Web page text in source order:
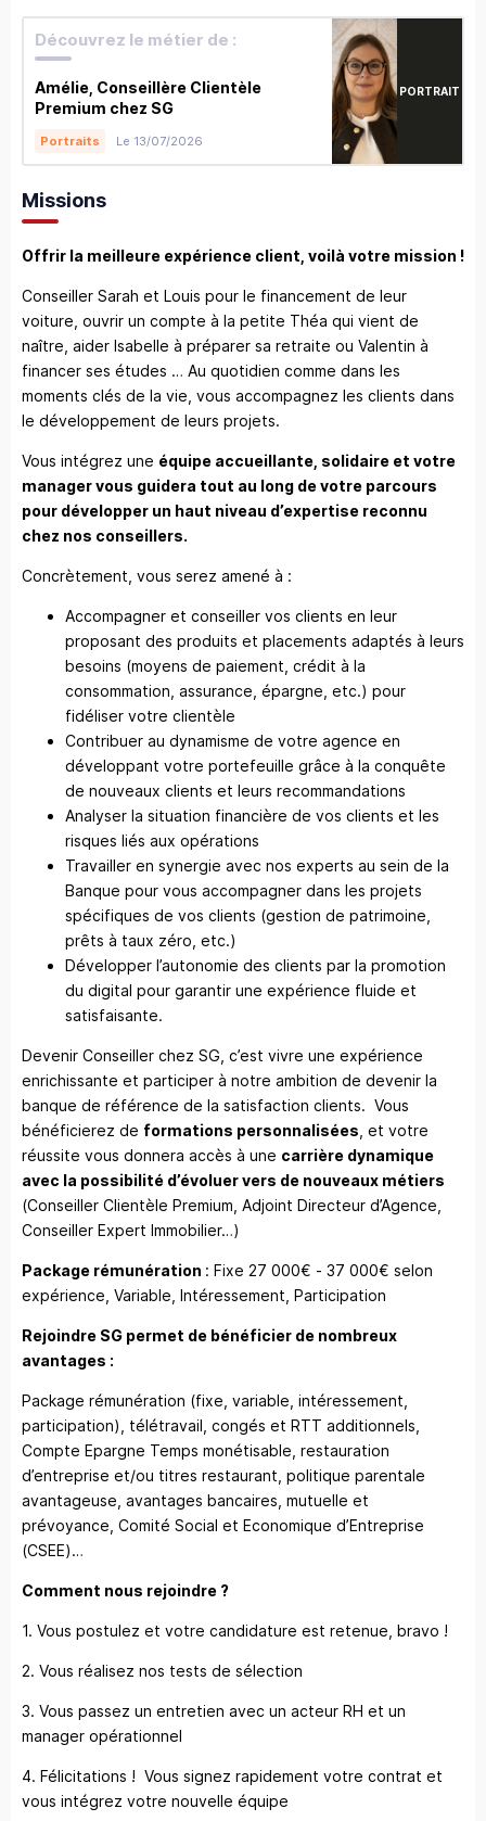
Découvrez le métier de :
Amélie, Conseillère Clientèle
Premium chez SG
Portraits Le 13/07/2026
PORTRAIT
Missions
Offrir la meilleure expérience client, voilà votre mission !
Conseiller Sarah et Louis pour le financement de leur
voiture, ouvrir un compte à la petite Théa qui vient de
naître, aider Isabelle à préparer sa retraite ou Valentin à
financer ses études … Au quotidien comme dans les
moments clés de la vie, vous accompagnez les clients dans
le développement de leurs projets.
Vous intégrez une équipe accueillante, solidaire et votre
manager vous guidera tout au long de votre parcours
pour développer un haut niveau d’expertise reconnu
chez nos conseillers.
Concrètement, vous serez amené à :
Accompagner et conseiller vos clients en leur
proposant des produits et placements adaptés à leurs
besoins (moyens de paiement, crédit à la
consommation, assurance, épargne, etc.) pour
fidéliser votre clientèle
Contribuer au dynamisme de votre agence en
développant votre portefeuille grâce à la conquête
de nouveaux clients et leurs recommandations
Analyser la situation financière de vos clients et les
risques liés aux opérations
Travailler en synergie avec nos experts au sein de la
Banque pour vous accompagner dans les projets
spécifiques de vos clients (gestion de patrimoine,
prêts à taux zéro, etc.)
Développer l’autonomie des clients par la promotion
du digital pour garantir une expérience fluide et
satisfaisante.
Devenir Conseiller chez SG, c’est vivre une expérience
enrichissante et participer à notre ambition de devenir la
banque de référence de la satisfaction clients. Vous
bénéficierez de formations personnalisées , et votre
réussite vous donnera accès à une carrière dynamique
avec la possibilité d’évoluer vers de nouveaux métiers
(Conseiller Clientèle Premium, Adjoint Directeur d’Agence,
Conseiller Expert Immobilier…)
Package rémunération : Fixe 27 000€ - 37 000€ selon
expérience, Variable, Intéressement, Participation
Rejoindre SG permet de bénéficier de nombreux
avantages :
Package rémunération (fixe, variable, intéressement,
participation), télétravail, congés et RTT additionnels,
Compte Epargne Temps monétisable, restauration
d’entreprise et/ou titres restaurant, politique parentale
avantageuse, avantages bancaires, mutuelle et
prévoyance, Comité Social et Economique d’Entreprise
(CSEE)…
Comment nous rejoindre ?
1. Vous postulez et votre candidature est retenue, bravo !
2. Vous réalisez nos tests de sélection
3. Vous passez un entretien avec un acteur RH et un
manager opérationnel
4. Félicitations ! Vous signez rapidement votre contrat et
vous intégrez votre nouvelle équipe